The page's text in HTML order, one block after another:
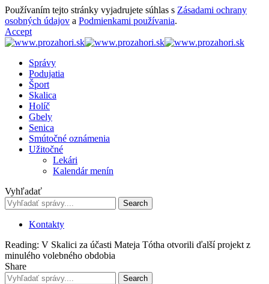
Používaním tejto stránky vyjadrujete súhlas s Zásadami ochrany
osobných údajov a Podmienkami používania.
Accept
Správy
Podujatia
Šport
Skalica
Holíč
Gbely
Senica
Smútočné oznámenia
Užitočné
Lekári
Kalendár menín
Vyhľadať
Kontakty
Reading: V Skalici za účasti Mateja Tótha otvorili ďalší projekt z
minulého volebného obdobia
Share